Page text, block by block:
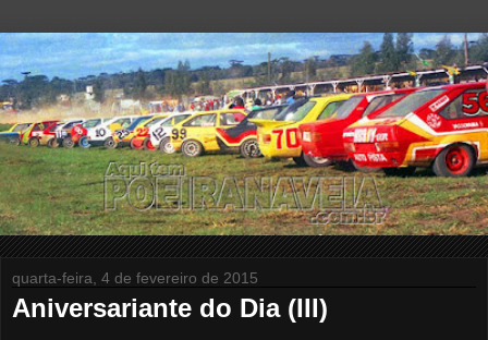
quarta-feira, 4 de fevereiro de 2015
Aniversariante do Dia (III)